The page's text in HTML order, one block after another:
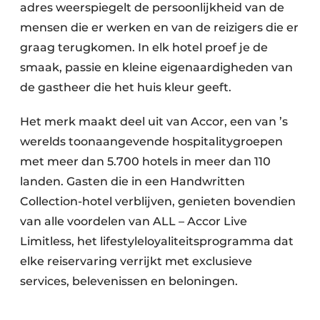
adres weerspiegelt de persoonlijkheid van de
mensen die er werken en van de reizigers die er
graag terugkomen. In elk hotel proef je de
smaak, passie en kleine eigenaardigheden van
de gastheer die het huis kleur geeft.
Het merk maakt deel uit van Accor, een van ’s
werelds toonaangevende hospitalitygroepen
met meer dan 5.700 hotels in meer dan 110
landen. Gasten die in een Handwritten
Collection-hotel verblijven, genieten bovendien
van alle voordelen van ALL – Accor Live
Limitless, het lifestyleloyaliteitsprogramma dat
elke reiservaring verrijkt met exclusieve
services, belevenissen en beloningen.